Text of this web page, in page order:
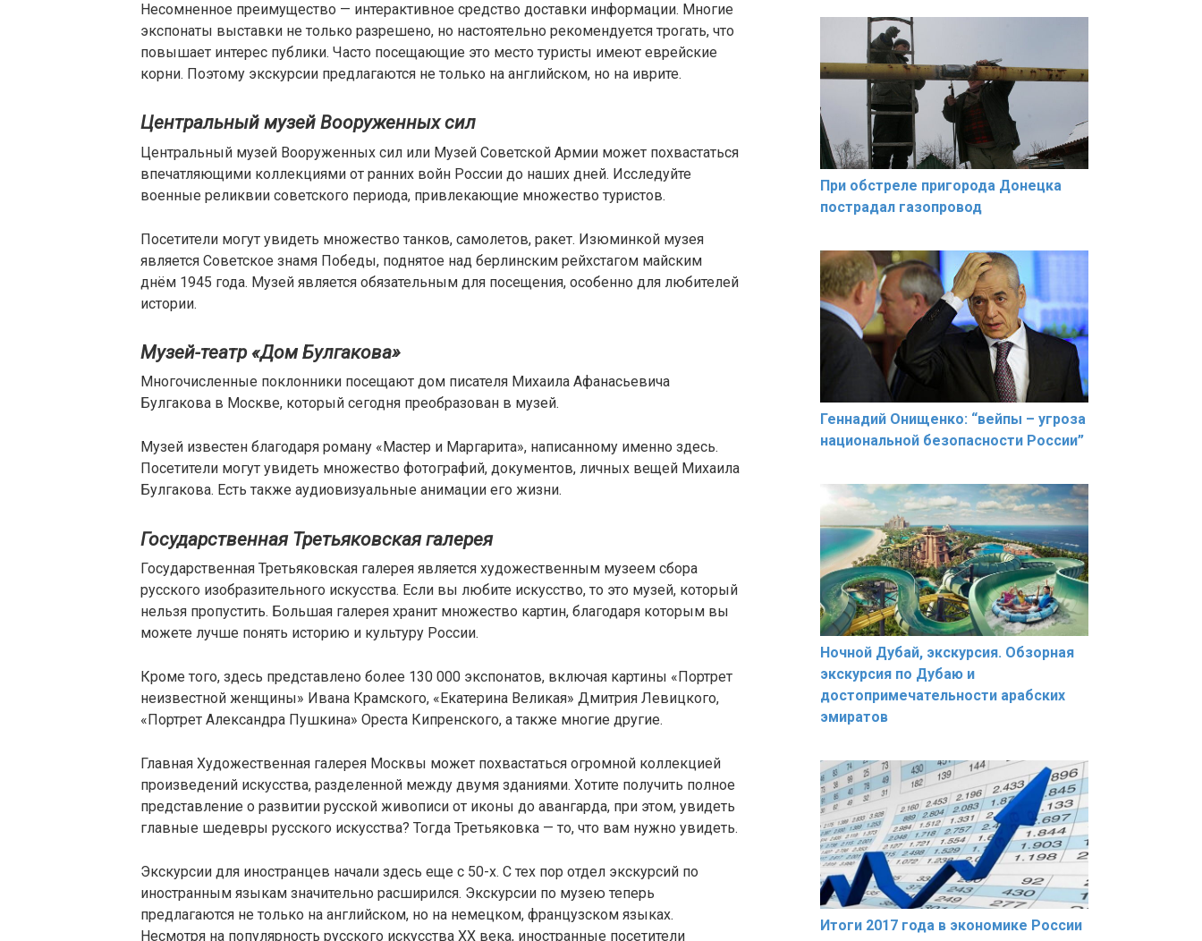
Несомненное преимущество — интерактивное средство доставки информации. Многие
экспонаты выставки не только разрешено, но настоятельно рекомендуется трогать, что
повышает интерес публики. Часто посещающие это место туристы имеют еврейские
корни. Поэтому экскурсии предлагаются не только на английском, но на иврите.
Центральный музей Вооруженных сил
Центральный музей Вооруженных сил или Музей Советской Армии может похвастаться
впечатляющими коллекциями от ранних войн России до наших дней. Исследуйте
военные реликвии советского периода, привлекающие множество туристов.
Посетители могут увидеть множество танков, самолетов, ракет. Изюминкой музея
является Советское знамя Победы, поднятое над берлинским рейхстагом майским
днём 1945 года. Музей является обязательным для посещения, особенно для любителей
истории.
Музей-театр «Дом Булгакова»
Многочисленные поклонники посещают дом писателя Михаила Афанасьевича
Булгакова в Москве, который сегодня преобразован в музей.
Музей известен благодаря роману «Мастер и Маргарита», написанному именно здесь.
Посетители могут увидеть множество фотографий, документов, личных вещей Михаила
Булгакова. Есть также аудиовизуальные анимации его жизни.
Государственная Третьяковская галерея
Государственная Третьяковская галерея является художественным музеем сбора
русского изобразительного искусства. Если вы любите искусство, то это музей, который
нельзя пропустить. Большая галерея хранит множество картин, благодаря которым вы
можете лучше понять историю и культуру России.
Кроме того, здесь представлено более 130 000 экспонатов, включая картины «Портрет
неизвестной женщины» Ивана Крамского, «Екатерина Великая» Дмитрия Левицкого,
«Портрет Александра Пушкина» Ореста Кипренского, а также многие другие.
Главная Художественная галерея Москвы может похвастаться огромной коллекцией
произведений искусства, разделенной между двумя зданиями. Хотите получить полное
представление о развитии русской живописи от иконы до авангарда, при этом, увидеть
главные шедевры русского искусства? Тогда Третьяковка — то, что вам нужно увидеть.
Экскурсии для иностранцев начали здесь еще с 50-х. С тех пор отдел экскурсий по
иностранным языкам значительно расширился. Экскурсии по музею теперь
предлагаются не только на английском, но на немецком, французском языках.
Несмотря на популярность русского искусства ХХ века, иностранные посетители
При обстреле пригорода Донецка
пострадал газопровод
Геннадий Онищенко: “вейпы – угроза
национальной безопасности России”
Ночной Дубай, экскурсия. Обзорная
экскурсия по Дубаю и
достопримечательности арабских
эмиратов
Итоги 2017 года в экономике России